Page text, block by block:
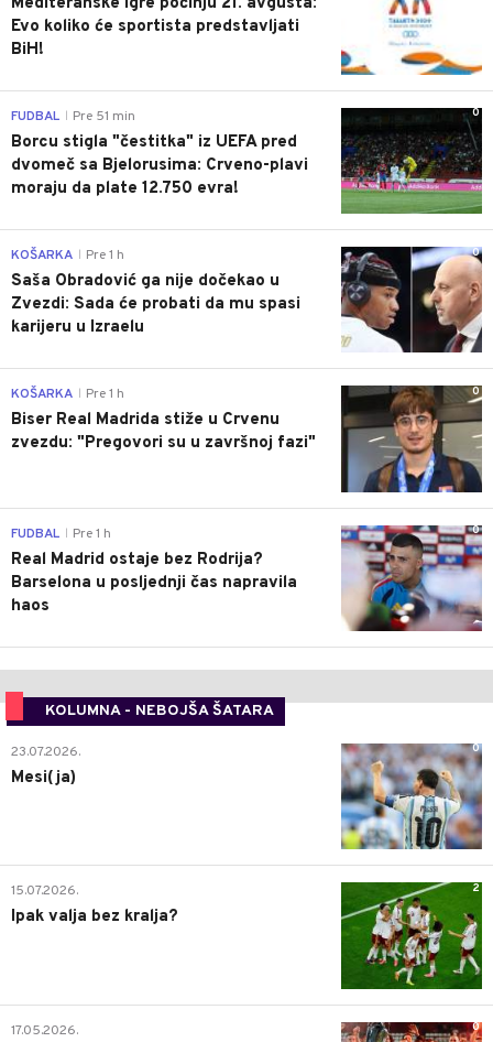
Evo koliko će sportista predstavljati
BiH!
0
FUDBAL Pre 51 min
Borcu stigla "čestitka" iz UEFA pred
dvomeč sa Bjelorusima: Crveno-plavi
moraju da plate 12.750 evra!
0
KOŠARKA Pre 1 h
Saša Obradović ga nije dočekao u
Zvezdi: Sada će probati da mu spasi
karijeru u Izraelu
0
KOŠARKA Pre 1 h
Biser Real Madrida stiže u Crvenu
zvezdu: "Pregovori su u završnoj fazi"
0
FUDBAL Pre 1 h
Real Madrid ostaje bez Rodrija?
Barselona u posljednji čas napravila
haos
KOLUMNA - NEBOJŠA ŠATARA
0
23.07.2026.
Mesi(ja)
2
15.07.2026.
Ipak valja bez kralja?
0
17.05.2026.